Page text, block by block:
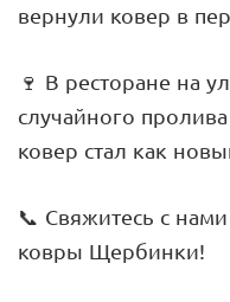
вернули ковер в
🍷 В ресторане на
случайного
ковер стал как
📞 Свяжитесь с
ковры Щербинки!